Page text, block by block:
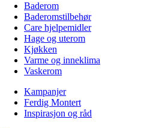
Baderom
Baderomstilbehør
Care hjelpemidler
Hage og uterom
Kjøkken
Varme og inneklima
Vaskerom
Kampanjer
Ferdig Montert
Inspirasjon og råd